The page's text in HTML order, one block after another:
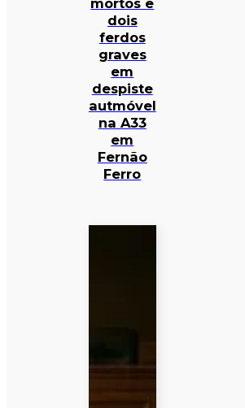
mortos e
dois
ferdos
graves
em
despiste
autmóvel
na A33
em
Fernão
Ferro